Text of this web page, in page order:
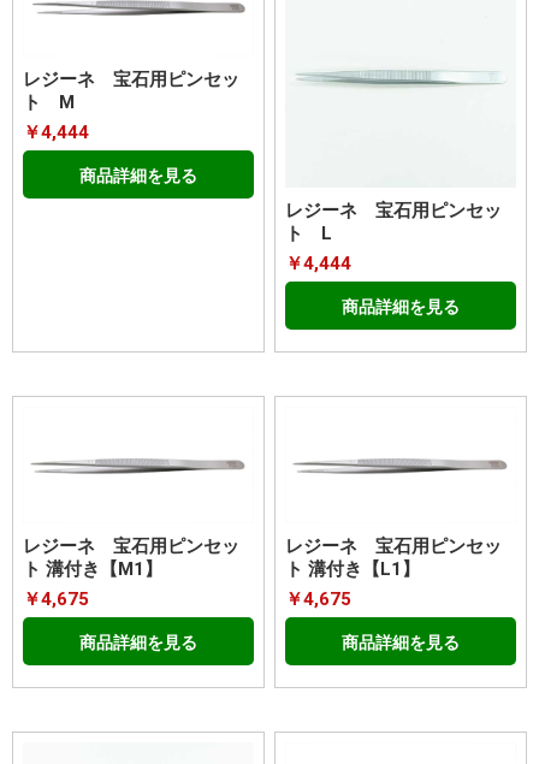
レジーネ 宝石用ピンセッ
ト M
￥4,444
商品詳細を見る
レジーネ 宝石用ピンセッ
ト L
￥4,444
商品詳細を見る
レジーネ 宝石用ピンセッ
ト 溝付き【M1】
￥4,675
商品詳細を見る
レジーネ 宝石用ピンセッ
ト 溝付き【L1】
￥4,675
商品詳細を見る